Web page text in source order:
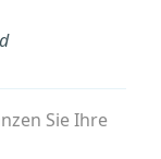
Sie Ihre